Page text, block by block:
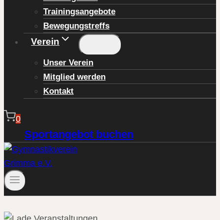
Trainingsangebote
Bewegungstreffs
Verein
Unser Verein
Mitglied werden
Kontakt
0
Sportangebot buchen